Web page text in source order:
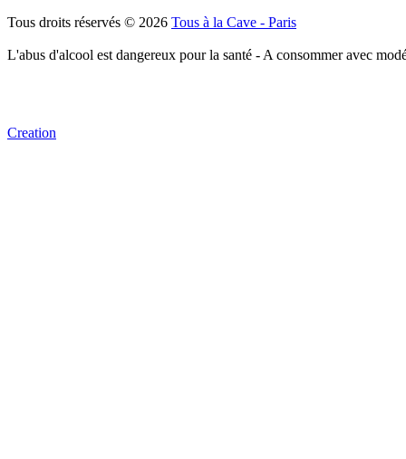
Tous droits réservés © 2026 Tous à la Cave - Paris
L'abus d'alcool est dangereux pour la santé - A consommer avec
Creation